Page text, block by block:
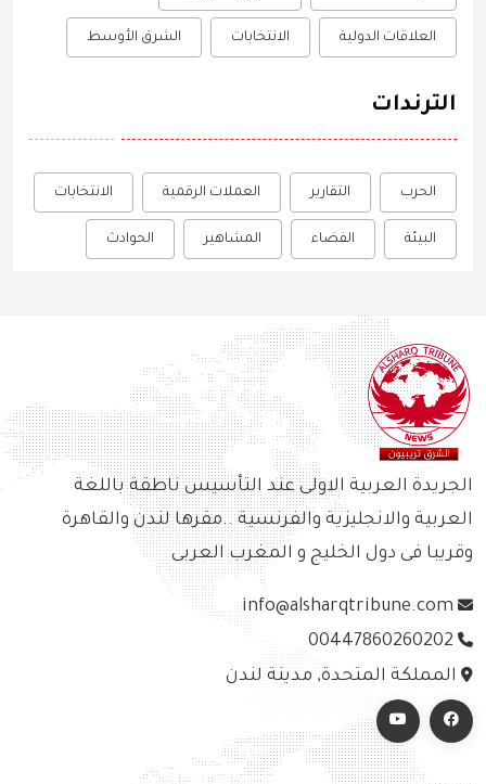
العلاقات الدولية الانتخابات الشرق الأوسط
الترندات
الحرب التقارير العملات الرقمية الانتخابات
البيئة الفضاء المشاهير الحوادث
الجريدة العربية الاولى عند التأسيس ناطقة باللغة
العربية والانجليزية والفرنسية ..مقرها لندن والقاهرة
وقريبا فى دول الخليج و المغرب العربى
المملكة المتحدة, مدينة لندن